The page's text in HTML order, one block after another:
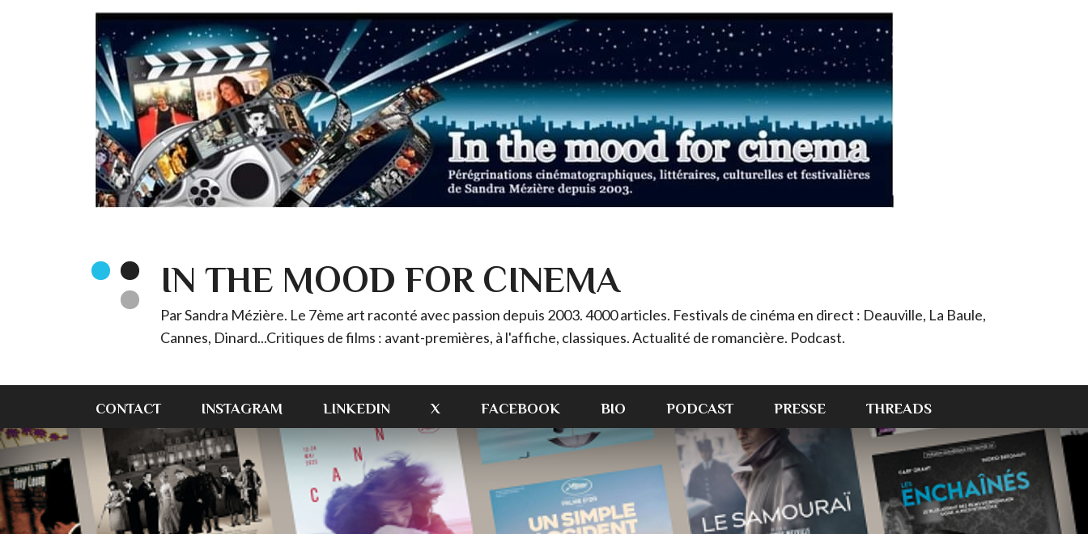
IN THE MOOD FOR CINEMA
Par Sandra Mézière. Le 7ème art raconté avec passion depuis 2003. 4000 articles. Festivals de cinéma en direct : Deauville, La Baule,
Cannes, Dinard...Critiques de films : avant-premières, à l'affiche, classiques. Actualité de romancière. Podcast.
CONTACT INSTAGRAM LINKEDIN X FACEBOOK BIO PODCAST PRESSE THREADS